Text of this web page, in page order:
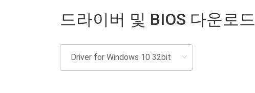
드라이버 및 BIOS 다운로드